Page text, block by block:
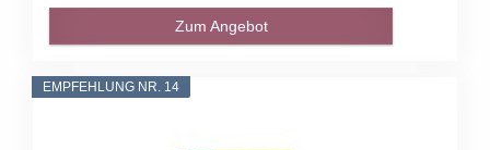
Zum Angebot
EMPFEHLUNG NR. 14